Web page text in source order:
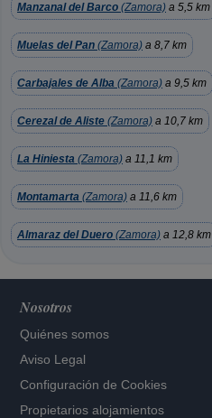
Manzanal del Barco (Zamora) a 5,5 km
Muelas del Pan (Zamora) a 8,7 km
Carbajales de Alba (Zamora) a 9,5 km
Cerezal de Aliste (Zamora) a 10,7 km
La Hiniesta (Zamora) a 11,1 km
Montamarta (Zamora) a 11,6 km
Almaraz del Duero (Zamora) a 12,8 km
Nosotros
Quiénes somos
Aviso Legal
Configuración de Cookies
Propietarios alojamientos